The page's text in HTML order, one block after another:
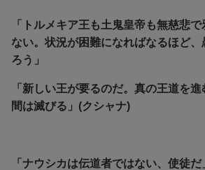
「トルメキア王も土鬼皇帝も無慈悲
ない。状況が困難になればなるほど
ろう」
「新しい王が要るのだ。真の王道を
間は滅びる」(クシャナ)
「ナウシカは伝道者ではない、使徒